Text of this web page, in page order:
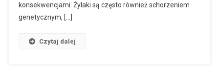
konsekwencjami. Żylaki są często również schorzeniem
genetycznym, […]
Czytaj dalej